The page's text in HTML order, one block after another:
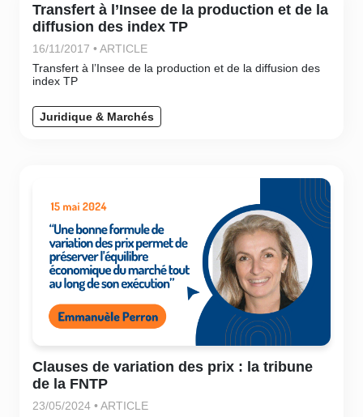
Transfert à l’Insee de la production et de la
diffusion des index TP
16/11/2017 • ARTICLE
Transfert à l’Insee de la production et de la diffusion des
index TP
Juridique & Marchés
Clauses de variation des prix : la tribune
de la FNTP
23/05/2024 • ARTICLE